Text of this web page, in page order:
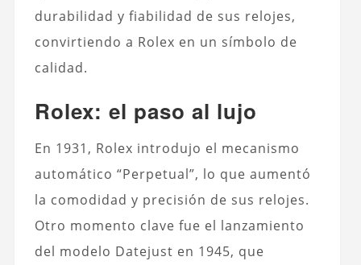
durabilidad y fiabilidad de sus relojes,
convirtiendo a Rolex en un símbolo de
calidad.
Rolex: el paso al lujo
En 1931, Rolex introdujo el mecanismo
automático “Perpetual”, lo que aumentó
la comodidad y precisión de sus relojes.
Otro momento clave fue el lanzamiento
del modelo Datejust en 1945, que